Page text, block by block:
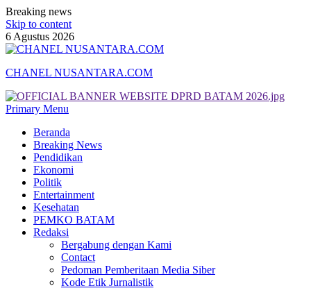
Breaking news
Skip to content
6 Agustus 2026
CHANEL NUSANTARA.COM
Primary Menu
Beranda
Breaking News
Pendidikan
Ekonomi
Politik
Entertainment
Kesehatan
PEMKO BATAM
Redaksi
Bergabung dengan Kami
Contact
Pedoman Pemberitaan Media Siber
Kode Etik Jurnalistik